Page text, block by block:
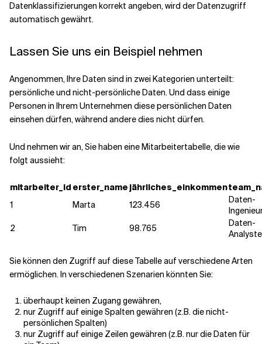
Datenklassifizierungen korrekt angeben, wird der Datenzugriff
automatisch gewährt.
Lassen Sie uns ein Beispiel nehmen
Angenommen, Ihre Daten sind in zwei Kategorien unterteilt:
persönliche und nicht-persönliche Daten. Und dass einige
Personen in Ihrem Unternehmen diese persönlichen Daten
einsehen dürfen, während andere dies nicht dürfen.
Und nehmen wir an, Sie haben eine Mitarbeitertabelle, die wie
folgt aussieht:
mitarbeiter_id erster_name jährliches_einkommen
1
Marta 123.456
Daten-
2
Tim 98.765
Daten-
Sie können den Zugriff auf diese Tabelle auf verschiedene Arten
ermöglichen. In verschiedenen Szenarien könnten Sie:
überhaupt keinen Zugang gewähren,
nur Zugriff auf einige Spalten gewähren (z.B. die nicht-
persönlichen Spalten)
nur Zugriff auf einige Zeilen gewähren (z.B. nur die Daten für